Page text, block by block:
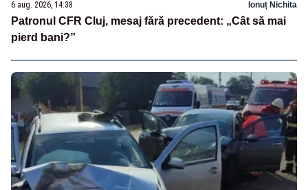
6 aug. 2026, 14:38 Ionuț Nichita
Patronul CFR Cluj, mesaj fără precedent: „Cât să mai
pierd bani?”